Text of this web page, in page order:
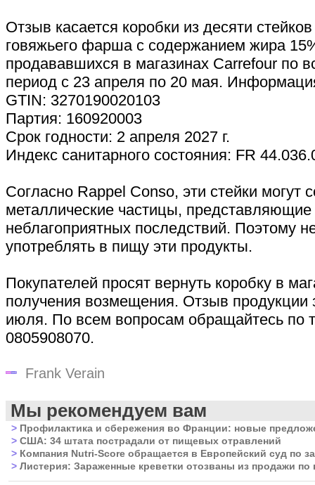
Отзыв касается коробки из десяти стейков
говяжьего фарша с содержанием жира
продававшихся в магазинах Carrefour по
период с 23 апреля по 20 мая.
GTIN: 3270190020103
Партия: 160920003
Срок годности: 2 апреля 2027 г.
Индекс санитарного состояния: FR
Согласно Rappel Conso, эти стейки могут
металлические частицы,
неблагоприятных последствий. Поэтому
употреблять в пищу эти продукты.
Покупателей просят вернуть коробку в
получения возмещения. Отзыв продукции
июля. По всем вопросам обращайтесь по
0805908070.
Frank Verain
Мы рекомендуем вам
> Профилактика и сбережения во Франции: новые
> США: 34 штата пострадали от пищевых отравлений
> Компания Nutri-Score обращается в Европейский суд по
> Листерия: Зараженные креветки отозваны из продажи